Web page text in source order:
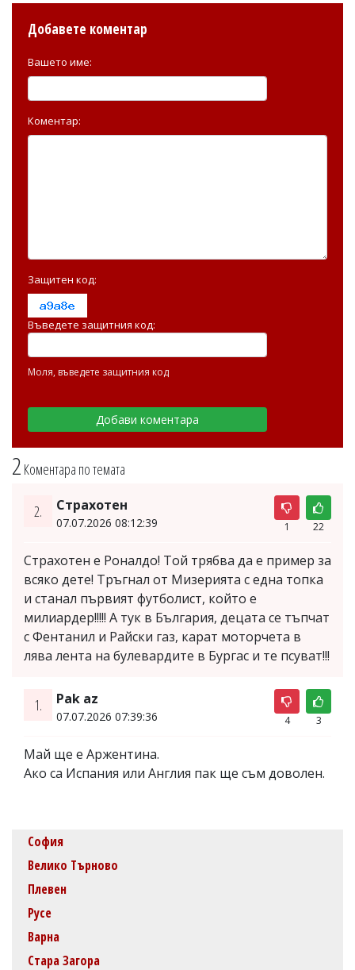
2 Коментара по темата
2. Страхотен
07.07.2026 08:12:39 1 22
Страхотен е Роналдо! Той трябва да е пример за
всяко дете! Тръгнал от Мизерията с една топка
и станал първият футболист, който е
милиардер!!!!! А тук в България, децата се тъпчат
с Фентанил и Райски газ, карат моторчета в
лява лента на булевардите в Бургас и те псуват!!!
1. Pak az
07.07.2026 07:39:36 4 3
Май ще е Аржентина.
Ако са Испания или Англия пак ще съм доволен.
Добавете коментар
Вашето име:
Коментар:
Защитен код:
Въведете защитния код:
Моля, въведете защитния код
София
Велико Търново
Плевен
Русе
Варна
Стара Загора